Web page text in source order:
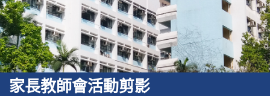
家長教師會活動剪影